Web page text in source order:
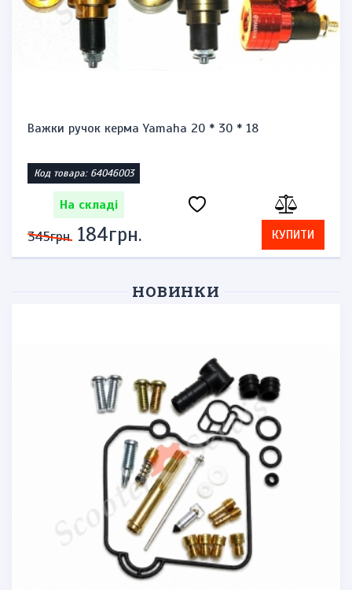
Важки ручок керма Yamaha 20 * 30 * 18
Код товара: 64046003
На складі
345грн. 184грн. КУПИТИ
НОВИНКИ